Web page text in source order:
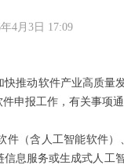
推动软件产业高质
申报工作，有关事项
件（含人工智能软件
息服务或生成式人
4月3日 17:09